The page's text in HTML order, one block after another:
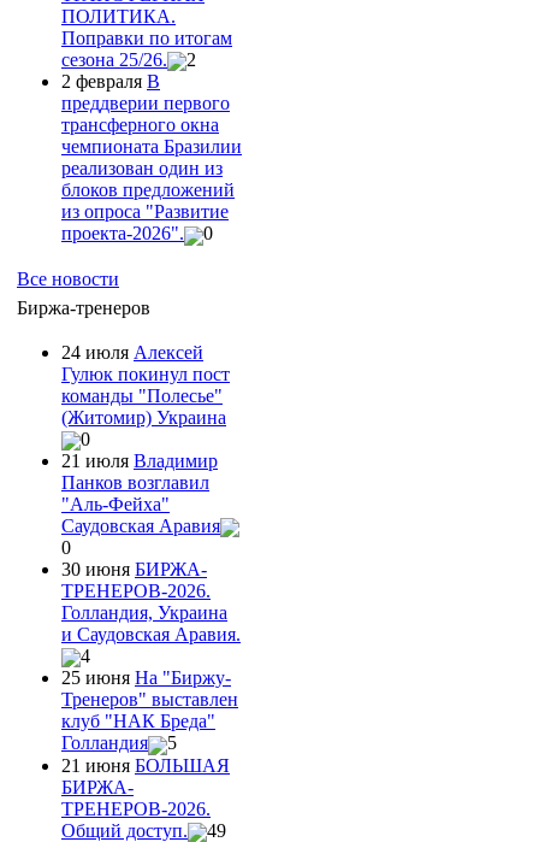
ПОЛИТИКА.
Поправки по итогам
сезона 25/26.
2
2 февраля В
преддверии первого
трансферного окна
чемпионата Бразилии
реализован один из
блоков предложений
из опроса "Развитие
проекта-2026".
0
Все новости
Биржа-тренеров
24 июля Алексей
Гулюк покинул пост
команды "Полесье"
(Житомир) Украина
0
21 июля Владимир
Панков возглавил
"Аль-Фейха"
Саудовская Аравия
0
30 июня БИРЖА-
ТРЕНЕРОВ-2026.
Голландия, Украина
и Саудовская Аравия.
4
25 июня На "Биржу-
Тренеров" выставлен
клуб "НАК Бреда"
Голландия
5
21 июня БОЛЬШАЯ
БИРЖА-
ТРЕНЕРОВ-2026.
Общий доступ.
49